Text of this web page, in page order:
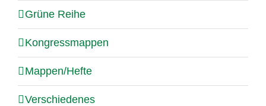
Grüne Reihe
Kongressmappen
Mappen/Hefte
Verschiedenes